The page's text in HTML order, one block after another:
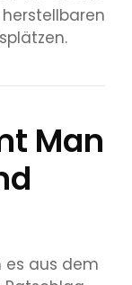
Man
es aus dem